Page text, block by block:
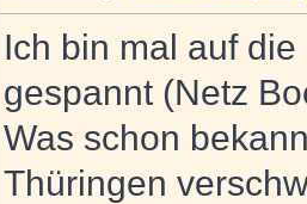
Ich bin mal auf
gespannt (Netz
Was schon
Thüringen